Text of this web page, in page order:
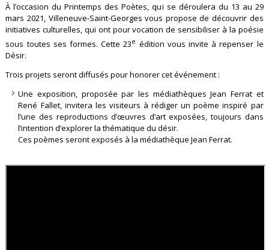
À l’occasion du Printemps des Poètes, qui se déroulera du 13 au 29
mars 2021, Villeneuve-Saint-Georges vous propose de découvrir des
initiatives culturelles, qui ont pour vocation de sensibiliser à la poésie
sous toutes ses formes. Cette 23e édition vous invite à repenser le
Désir.
Trois projets seront diffusés pour honorer cet événement :
Une exposition, proposée par les médiathèques Jean Ferrat et
René Fallet, invitera les visiteurs à rédiger un poème inspiré par
l’une des reproductions d’œuvres d’art exposées, toujours dans
l’intention d’explorer la thématique du désir.
Ces poèmes seront exposés à la médiathèque Jean Ferrat.